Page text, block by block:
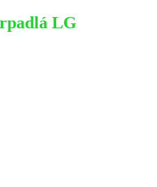
LG